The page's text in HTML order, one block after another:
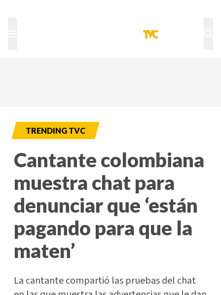
TRENDING TVC
Cantante colombiana
muestra chat para
denunciar que ‘están
pagando para que la
maten’
La cantante compartió las pruebas del chat